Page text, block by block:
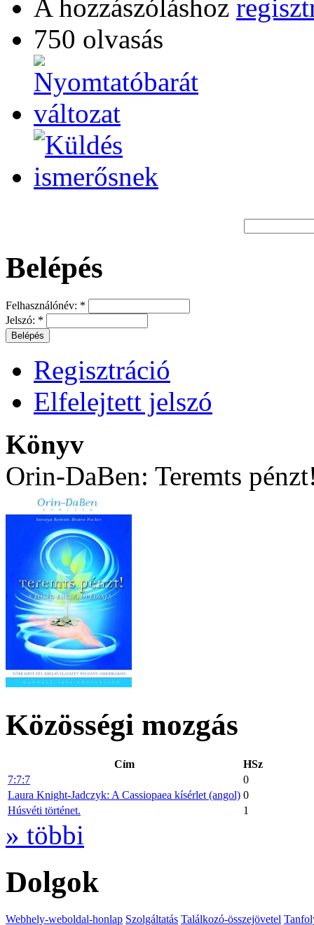
A hozzászóláshoz
750 olvasás
Belépés
Felhasználónév: *
Jelszó: *
Regisztráció
Elfelejtett jelszó
Könyv
Orin-DaBen: Teremts
Közösségi mozgás
Cím
HSz
7:7:7
0
Laura Knight-Jadczyk: A Cassiopaea kísérlet (angol) 0
Húsvéti történet.
1
» többi
Dolgok
Webhely-weboldal-honlap Szolgáltatás Találkozó-összejövetel